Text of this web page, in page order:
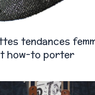
tendances
how-to porter